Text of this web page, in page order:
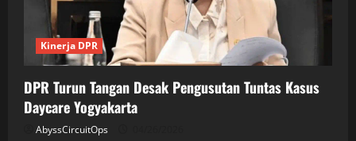
Kinerja DPR
DPR Turun Tangan Desak Pengusutan Tuntas Kasus
Daycare Yogyakarta
AbyssCircuitOps